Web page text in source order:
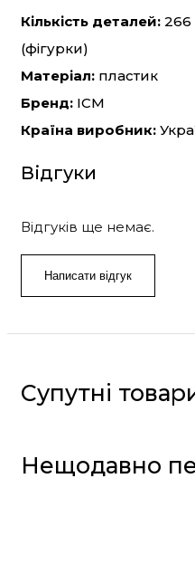
Кількість деталей: 266
(фігурки)
Матеріал: пластик
Бренд: ICM
Країна виробник:
Відгуки
Відгуків ще немає.
Написати відгук
Супутні
Нещодавно